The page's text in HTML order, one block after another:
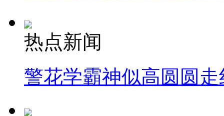
热点新闻
警花学霸神似高圆圆走